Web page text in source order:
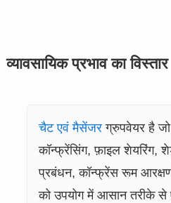
व्यावसायिक प्रभाव का विस्तार
चैट एवं मैसेंजर ग्रुपवेयर है
कॉन्फ्रेंसिंग, फ़ाइल शेयरिंग,
प्रबंधन, कॉन्फ्रेंस रूम
को उपयोग में आसान तरीके से